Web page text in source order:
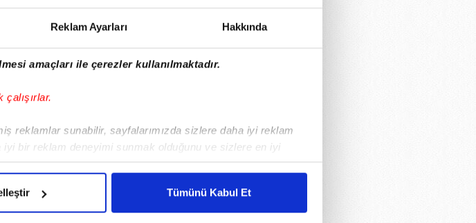
Reklam Ayarları Hakkında
amaçları ile çerezler kullanılmaktadır.
çalışırlar.
reklamlar sunabilir, sayfalarımızda sizlere daha iyi reklam
iyi bir reklam deneyimi sunmak olduğunu ve sizlere en iyi
ve bu noktada, reklamların maliyetlerimizi karşılamak
kullanıcılara hedefli reklamlar gösterilmeyecektir."
Tümünü Kabul Et